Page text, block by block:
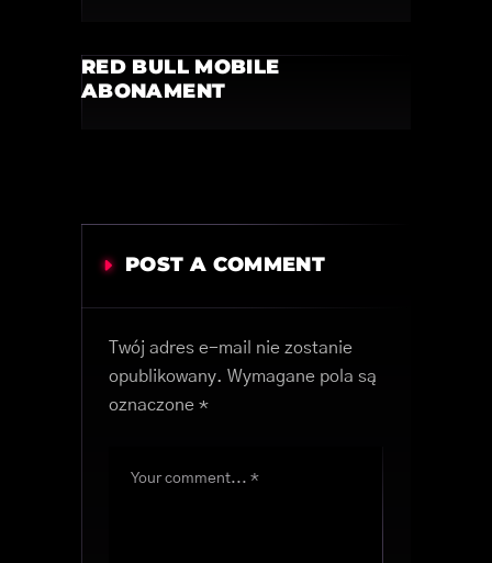
RED BULL MOBILE
ABONAMENT
POST A COMMENT
Twój adres e-mail nie zostanie
opublikowany. Wymagane pola są
oznaczone *